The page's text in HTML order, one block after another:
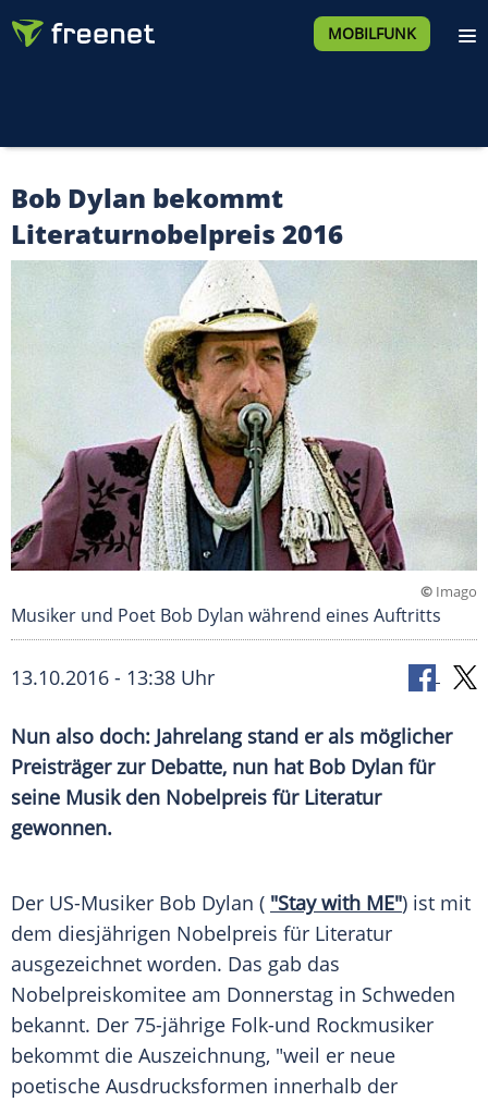
MOBILFUNK
Bob Dylan bekommt
Literaturnobelpreis 2016
© Imago
Musiker und Poet Bob Dylan während eines Auftritts
13.10.2016 - 13:38 Uhr
Nun also doch: Jahrelang stand er als möglicher
Preisträger zur Debatte, nun hat Bob Dylan für
seine Musik den Nobelpreis für Literatur
gewonnen.
Der US-Musiker Bob Dylan ( "Stay with ME") ist mit
dem diesjährigen Nobelpreis für Literatur
ausgezeichnet worden. Das gab das
Nobelpreiskomitee am Donnerstag in Schweden
bekannt. Der 75-jährige Folk-und Rockmusiker
bekommt die Auszeichnung, "weil er neue
poetische Ausdrucksformen innerhalb der